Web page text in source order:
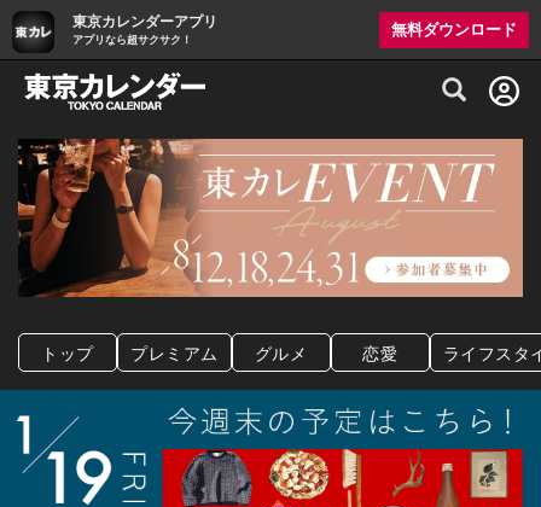
東京カレンダーアプリ
アプリなら超サクサク！
無料ダウンロード
グルメ情報・プレミアムレストラン予約
トップ プレミアム グルメ 恋愛 ライフスタ